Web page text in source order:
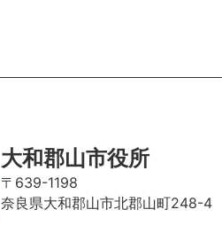
大和郡山市役所
〒639-1198
奈良県大和郡山市北郡山町248-4